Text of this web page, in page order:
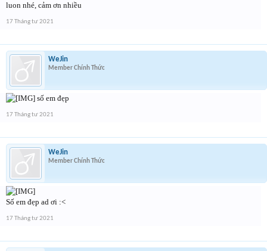
luon nhé, cảm ơn nhiều
17 Tháng tư 2021
WeJin
Member Chính Thức
số em đẹp
17 Tháng tư 2021
WeJin
Member Chính Thức
Số em đẹp ad ơi :<
17 Tháng tư 2021